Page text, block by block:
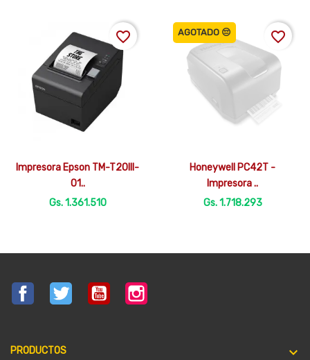
Vista rápida
Impresora Epson TM-T20III-
01..
Gs. 1.361.510
favorite_border
Vista rápida
Honeywell PC42T -
Impresora ..
Gs. 1.718.293
AGOTADO 😔 favorite_border
FacebookTwitter YouTube
PRODUCTOS 